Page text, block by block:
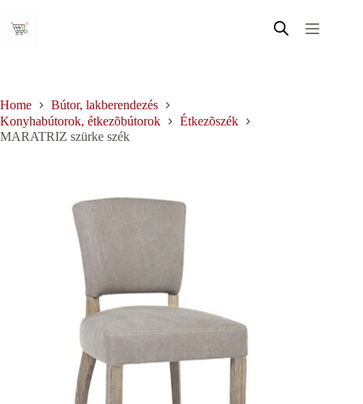
content
Home
Bútor, lakberendezés
Konyhabútorok, étkezõbútorok
Étkezõszék
MARATRIZ szürke szék